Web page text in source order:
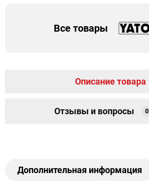
Все товары
Описание товара
Отзывы и вопросы 0
Дополнительная информация